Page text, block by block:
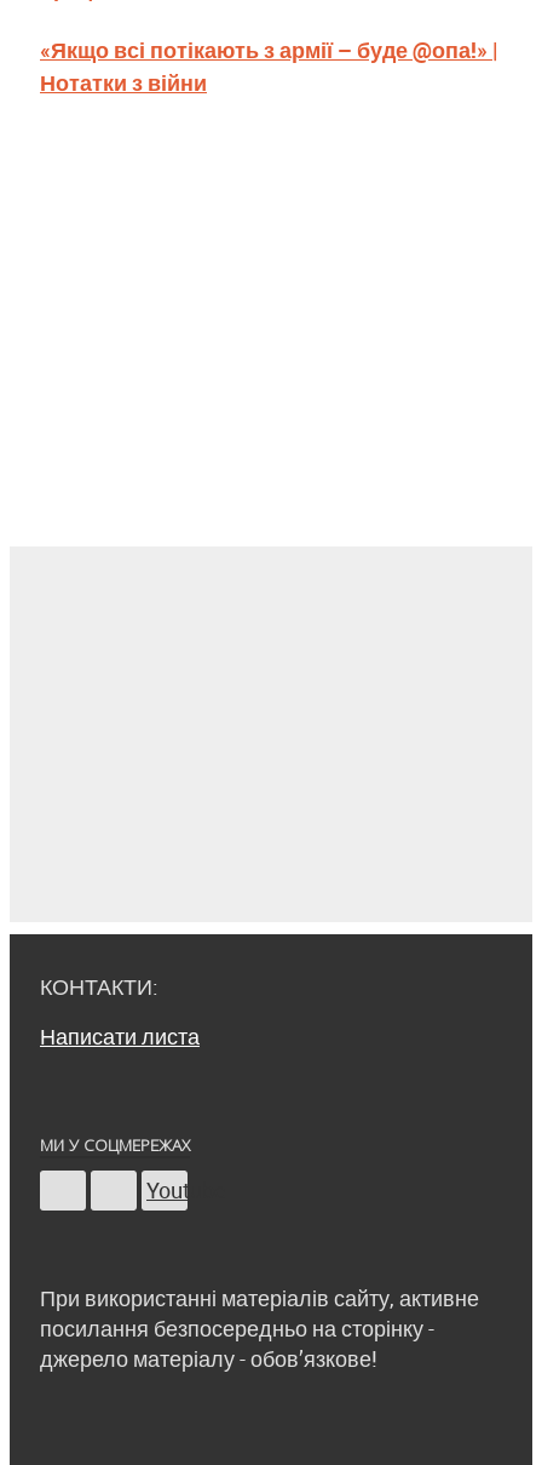
«Якщо всі потікають з армії – буде @опа!» |
Нотатки з війни
КОНТАКТИ:
Написати листа
МИ У СОЦМЕРЕЖАХ
Youtube
При використанні матеріалів сайту, активне
посилання безпосередньо на сторінку -
джерело матеріалу - обов’язкове!